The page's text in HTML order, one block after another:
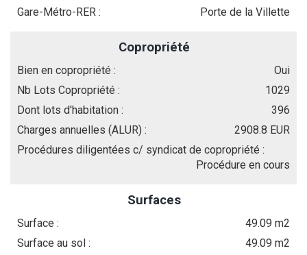
Gare-Métro-RER :
Porte de la Villette
Copropriété
Bien en copropriété :
Oui
Nb Lots Copropriété :
1029
Dont lots d'habitation :
396
Charges annuelles (ALUR) :
2908.8 EUR
Procédures diligentées c/ syndicat de copropriété :
Procédure en cours
Surfaces
Surface :
49.09 m2
Surface au sol :
49.09 m2